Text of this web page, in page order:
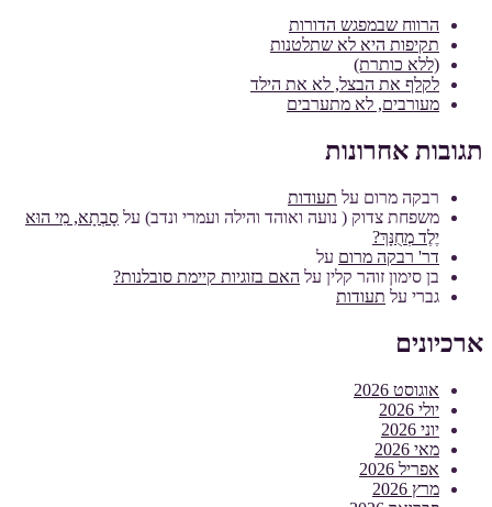
הרווח שבמפגש הדורות
תקיפות היא לא שתלטנות
(ללא כותרת)
לקלף את הבצל, לא את הילד
מעורבים, לא מתערבים
תגובות אחרונות
רבקה מרום על תעודות
משפחת צדוק ( נועה ואוהד והילה ועמרי ונדב) על סָבְתָא, מִי הוּא
יֶלֶד מְחֻנָּךְ?
דר' רבקה מרום על
בן סימון זוהר קלין על האם בזוגיות קיימת סובלנות?
גברי על תעודות
ארכיונים
אוגוסט 2026
יולי 2026
יוני 2026
מאי 2026
אפריל 2026
מרץ 2026